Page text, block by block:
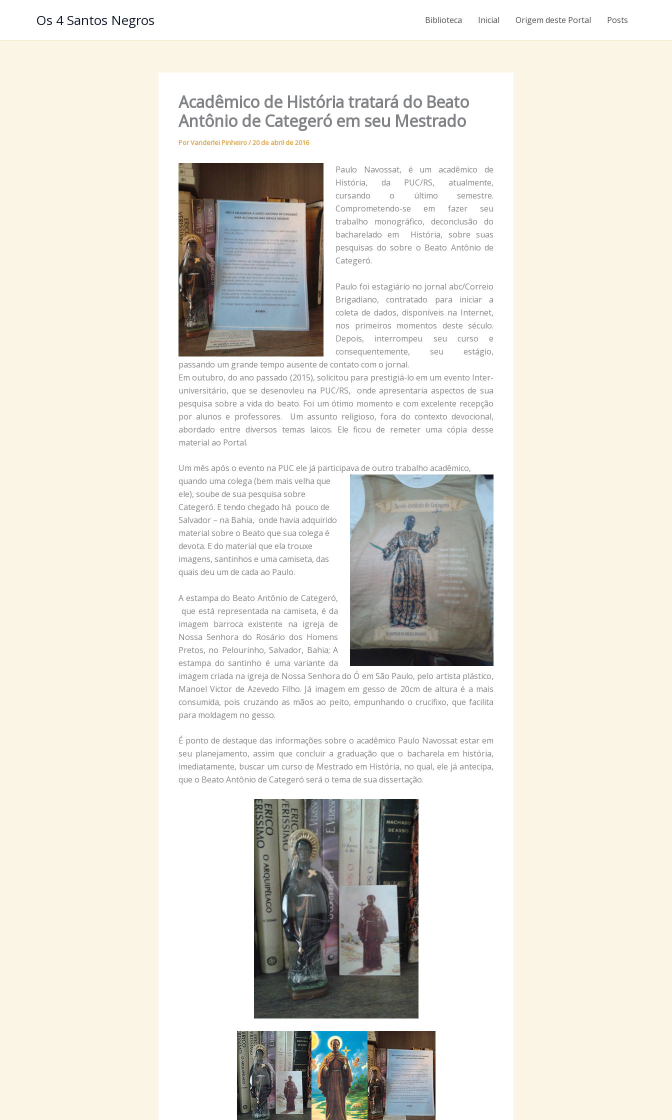
Os 4 Santos Negros Biblioteca Inicial Origem deste Portal Posts
Acadêmico de História tratará do Beato
Antônio de Categeró em seu Mestrado
PorVanderlei Pinheiro/20 de abril de 2016
Paulo Navossat, é um acadêmico de
História, da PUC/RS, atualmente,
cursando o último semestre.
Comprometendo-se em fazer seu
trabalho monográfico, deconclusão do
bacharelado em História, sobre suas
pesquisas do sobre o Beato Antônio de
Categeró.
Paulo foi estagiário no jornal abc/Correio
Brigadiano, contratado para iniciar a
coleta de dados, disponíveis na Internet,
nos primeiros momentos deste século.
Depois, interrompeu seu curso e
consequentemente, seu estágio,
passando um grande tempo ausente de contato com o jornal.
Em outubro, do ano passado (2015), solicitou para prestigiá-lo em um evento Inter-
universitário, que se desenovleu na PUC/RS, onde apresentaria aspectos de sua
pesquisa sobre a vida do beato. Foi um ótimo momento e com excelente recepção
por alunos e professores. Um assunto religioso, fora do contexto devocional,
abordado entre diversos temas laicos. Ele ficou de remeter uma cópia desse
material ao Portal.
Um mês após o evento na PUC ele já participava de outro trabalho acadêmico,
quando uma colega (bem mais velha que
ele), soube de sua pesquisa sobre
Categeró. E tendo chegado há pouco de
Salvador – na Bahia, onde havia adquirido
material sobre o Beato que sua colega é
devota. E do material que ela trouxe
imagens, santinhos e uma camiseta, das
quais deu um de cada ao Paulo.
A estampa do Beato Antônio de Categeró,
que está representada na camiseta, é da
imagem barroca existente na igreja de
Nossa Senhora do Rosário dos Homens
Pretos, no Pelourinho, Salvador, Bahia; A
estampa do santinho é uma variante da
imagem criada na igreja de Nossa Senhora do Ó em São Paulo, pelo artista plástico,
Manoel Victor de Azevedo Filho. Já imagem em gesso de 20cm de altura é a mais
consumida, pois cruzando as mãos ao peito, empunhando o crucifixo, que facilita
para moldagem no gesso.
É ponto de destaque das informações sobre o acadêmico Paulo Navossat estar em
seu planejamento, assim que concluir a graduação que o bacharela em história,
imediatamente, buscar um curso de Mestrado em História, no qual, ele já antecipa,
que o Beato Antônio de Categeró será o tema de sua dissertação.